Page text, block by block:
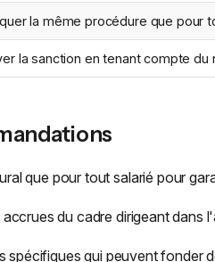
la même procédure que pour
la sanction en tenant compte du
que pour tout salarié pour
du cadre dirigeant dans
spécifiques qui peuvent fonder